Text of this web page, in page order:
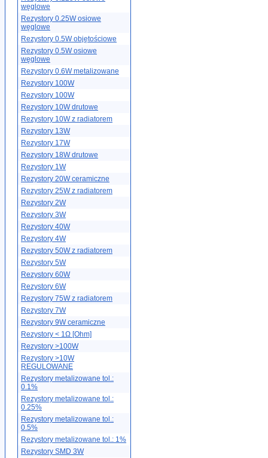
węglowe
Rezystory 0.25W osiowe
węglowe
Rezystory 0.5W objętościowe
Rezystory 0.5W osiowe
węglowe
Rezystory 0.6W metalizowane
Rezystory 100W
Rezystory 100W
Rezystory 10W drutowe
Rezystory 10W z radiatorem
Rezystory 13W
Rezystory 17W
Rezystory 18W drutowe
Rezystory 1W
Rezystory 20W ceramiczne
Rezystory 25W z radiatorem
Rezystory 2W
Rezystory 3W
Rezystory 40W
Rezystory 4W
Rezystory 50W z radiatorem
Rezystory 5W
Rezystory 60W
Rezystory 6W
Rezystory 75W z radiatorem
Rezystory 7W
Rezystory 9W ceramiczne
Rezystory < 1Ω [Ohm]
Rezystory >100W
Rezystory >10W
REGULOWANE
Rezystory metalizowane tol.:
0.1%
Rezystory metalizowane tol.:
0.25%
Rezystory metalizowane tol.:
0.5%
Rezystory metalizowane tol.: 1%
Rezystory SMD 3W